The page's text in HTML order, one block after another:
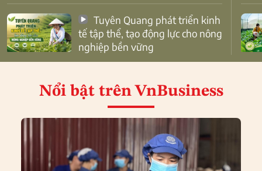
tế tập thể, tạo động lực cho nông
nghiệp bền vững
Nổi bật trên VnBusiness